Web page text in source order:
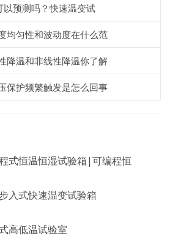
以预测吗？快速温变试
均匀性和波动度在什么范
降温和非线性降温你了解
保护频繁触发是怎么回事
式恒温恒湿试验箱|可编程恒
入式快速温变试验箱
高低温试验室